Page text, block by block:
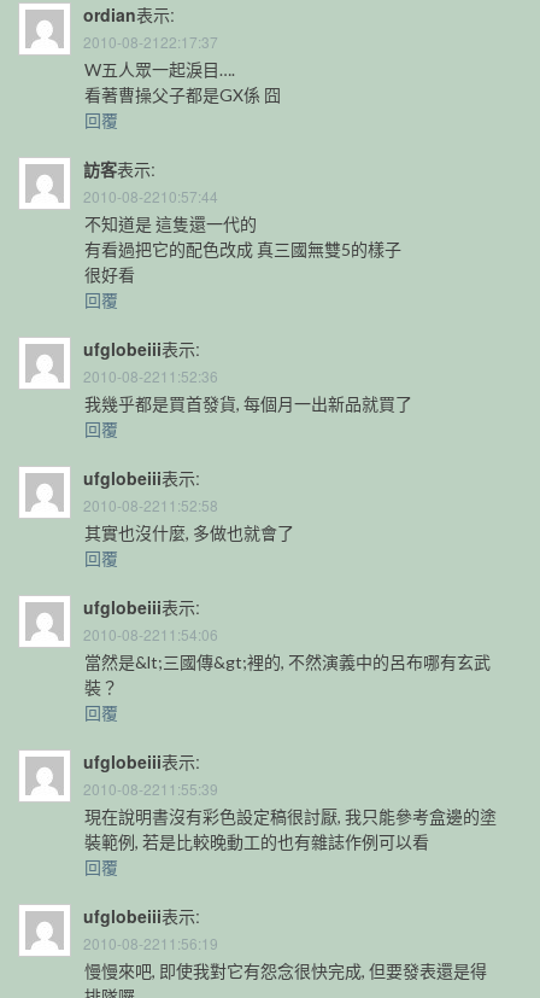
ordian表示:
2010-08-2122:17:37
W五人眾一起淚目….
看著曹操父子都是GX係 囧
回覆
訪客表示:
2010-08-2210:57:44
不知道是 這隻還一代的
有看過把它的配色改成 真三國無雙5的樣子
很好看
回覆
ufglobeiii表示:
2010-08-2211:52:36
我幾乎都是買首發貨, 每個月一出新品就買了
回覆
ufglobeiii表示:
2010-08-2211:52:58
其實也沒什麼, 多做也就會了
回覆
ufglobeiii表示:
2010-08-2211:54:06
當然是&lt;三國傳&gt;裡的, 不然演義中的呂布哪有玄武
裝？
回覆
ufglobeiii表示:
2010-08-2211:55:39
現在說明書沒有彩色設定稿很討厭, 我只能參考盒邊的塗
裝範例, 若是比較晚動工的也有雜誌作例可以看
回覆
ufglobeiii表示:
2010-08-2211:56:19
慢慢來吧, 即使我對它有怨念很快完成, 但要發表還是得